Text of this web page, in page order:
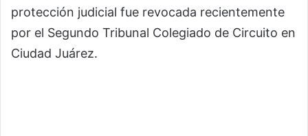
protección judicial fue revocada recientemente
por el Segundo Tribunal Colegiado de Circuito en
Ciudad Juárez.